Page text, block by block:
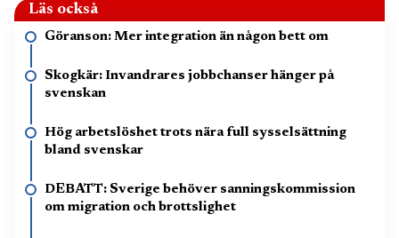
Läs också
Göranson: Mer integration än någon bett om
Skogkär: Invandrares jobbchanser hänger på
svenskan
Hög arbetslöshet trots nära full sysselsättning
bland svenskar
DEBATT: Sverige behöver sanningskommission
om migration och brottslighet